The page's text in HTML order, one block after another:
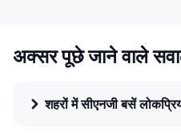
अक्सर पूछे जाने वाले
शहरों में सीएनजी बसें